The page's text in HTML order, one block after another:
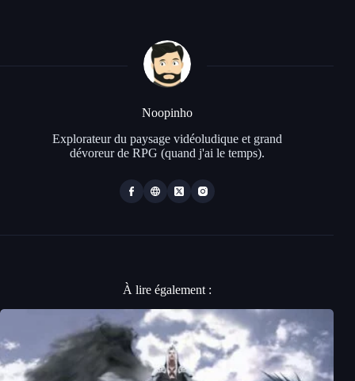
Noopinho
Explorateur du paysage vidéoludique et grand
dévoreur de RPG (quand j'ai le temps).
À lire également :